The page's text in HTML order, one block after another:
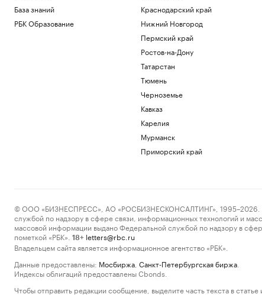
База знаний
РБК Образование
Краснодарский край
Нижний Новгород
Пермский край
Ростов-на-Дону
Татарстан
Тюмень
Черноземье
Кавказ
Карелия
Мурманск
Приморский край
© ООО «БИЗНЕСПРЕСС», АО «РОСБИЗНЕСКОНСАЛТИНГ», 1995–2026.
службой по надзору в сфере связи, информационных технологий и
массовой информации выдано Федеральной службой по надзору в
пометкой «РБК».
18+ letters@rbc.ru
Владельцем сайта является информационное агентство «РБК».
Данные предоставлены: Мосбиржа Санкт-Петербургская биржа
Индексы облигаций предоставлены Cbonds.
Чтобы отправить редакции сообщение, выделите часть текста в